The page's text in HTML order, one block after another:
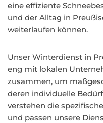
eine effiziente
und der Alltag in
weiterlaufen können.
Unser Winterdienst in
eng mit lokalen
zusammen, um
deren individuelle
verstehen die
und passen unsere